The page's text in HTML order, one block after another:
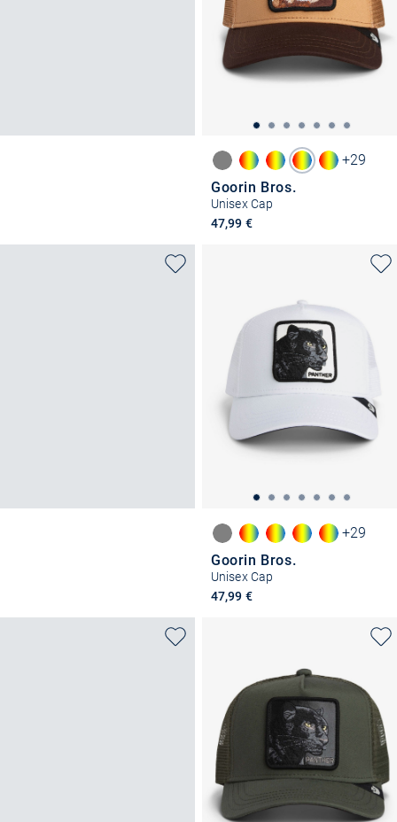
+29
Goorin Bros.
Unisex Cap
47,99 €
+29
Goorin Bros.
Unisex Cap
47,99 €